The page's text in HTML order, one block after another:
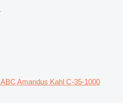
ABC Amandus Kahl C-35-1000